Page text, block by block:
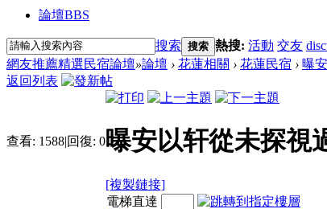
論壇BBS
搜索 搜索 熱搜: 活動 交友
網友推薦精選民宿論壇»論壇 › 花蓮相關 › 花蓮民宿 › 曝
返回列表
查看: 1588|回復: 0曝安以轩從未探視
[複製鏈接]
電梯直達